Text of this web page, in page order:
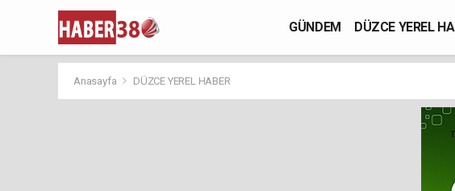
GÜNDEM DÜZCE YEREL
Anasayfa DÜZCE YEREL HABER